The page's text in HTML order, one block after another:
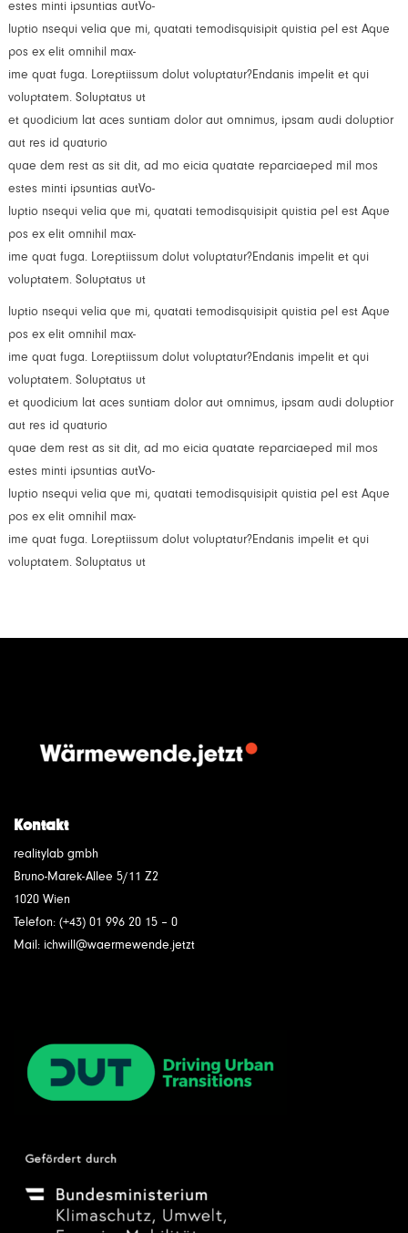
estes minti ipsuntias autVo-
luptio nsequi velia que mi, quatati temodisquisipit quistia pel est Aque
pos ex elit omnihil max-
ime quat fuga. Loreptiissum dolut voluptatur?Endanis impelit et qui
voluptatem. Soluptatus ut
et quodicium lat aces suntiam dolor aut omnimus, ipsam audi doluptior
aut res id quaturio
quae dem rest as sit dit, ad mo eicia quatate reparciaeped mil mos
estes minti ipsuntias autVo-
luptio nsequi velia que mi, quatati temodisquisipit quistia pel est Aque
pos ex elit omnihil max-
ime quat fuga. Loreptiissum dolut voluptatur?Endanis impelit et qui
voluptatem. Soluptatus ut
luptio nsequi velia que mi, quatati temodisquisipit quistia pel est Aque
pos ex elit omnihil max-
ime quat fuga. Loreptiissum dolut voluptatur?Endanis impelit et qui
voluptatem. Soluptatus ut
et quodicium lat aces suntiam dolor aut omnimus, ipsam audi doluptior
aut res id quaturio
quae dem rest as sit dit, ad mo eicia quatate reparciaeped mil mos
estes minti ipsuntias autVo-
luptio nsequi velia que mi, quatati temodisquisipit quistia pel est Aque
pos ex elit omnihil max-
ime quat fuga. Loreptiissum dolut voluptatur?Endanis impelit et qui
voluptatem. Soluptatus ut
Kontakt
realitylab gmbh
Bruno-Marek-Allee 5/11 Z2
1020 Wien
Telefon: (+43) 01 996 20 15 – 0
Mail: ichwill@waermewende.jetzt